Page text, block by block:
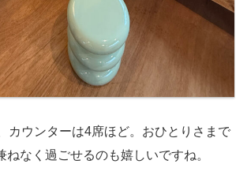
カウンターは4席ほど。おひとりさまで
ねなく過ごせるのも嬉しいですね。